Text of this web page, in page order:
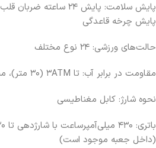
پایش سلامت: پایش ۲۴
پایش چرخه قاعدگی
حالت‌های ورزشی: ۲۴ نوع مختلف
مقاومت در برابر آب: تا ۳ATM (۳۰ متر)، مناسب برای شنا
نحوه شارژ: کابل مغناطیسی
(داخل جعبه موجود است)